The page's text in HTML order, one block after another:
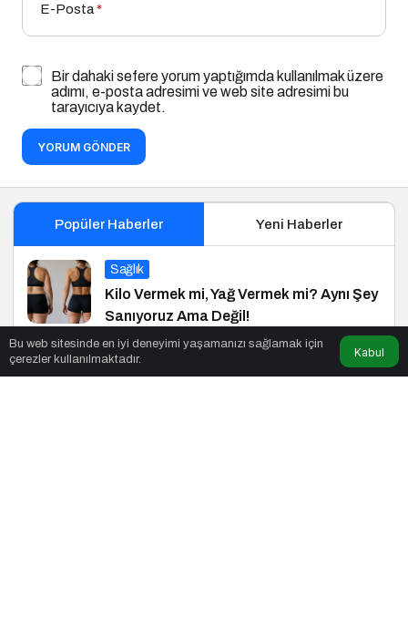
E-Posta*
Bir dahaki sefere yorum yaptığımda kullanılmak üzere
adımı, e-posta adresimi ve web site adresimi bu
tarayıcıya kaydet.
YORUM GÖNDER
Popüler Haberler Yeni Haberler
Sağlık
Kilo Vermek mi, Yağ Vermek mi? Aynı Şey
Sanıyoruz Ama Değil!
Yaşam
Bu web sitesinde en iyi deneyimi yaşamanızı sağlamak için
çerezler kullanılmaktadır.
Kabul